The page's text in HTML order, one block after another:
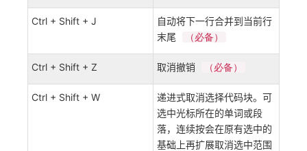
Ctrl + Shift + J
自动将下一行合并到当前行
末尾
（必备）
Ctrl + Shift + Z 取消撤销 （必备）
Ctrl + Shift + W
递进式取消选择代码块。可
选中光标所在的单词或段
落，连续按会在原有选中的
基础上再扩展取消选中范围